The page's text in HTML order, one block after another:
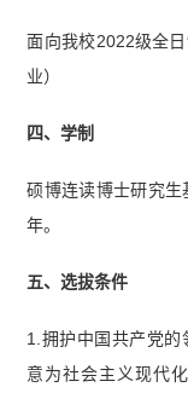
面向我校2022级全
业）
四、学制
硕博连读博士研究
年。
五、选拔条件
1.拥护中国共产党的
意为社会主义现代